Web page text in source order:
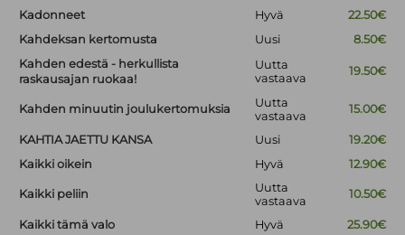
Kadonneet Hyvä
22.50€
Kahdeksan kertomusta
Uusi
8.50€
Kahden edestä - herkullista
raskausajan ruokaa!
Uutta
vastaava
19.50€
Kahden minuutin joulukertomuksia
Uutta
vastaava
15.00€
KAHTIA JAETTU KANSA Uusi
19.20€
Kaikki oikein
Hyvä 12.90€
Kaikki peliin
Uutta
vastaava
10.50€
Kaikki tämä valo Hyvä 25.90€